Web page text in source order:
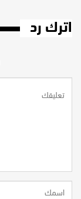
اترك رد